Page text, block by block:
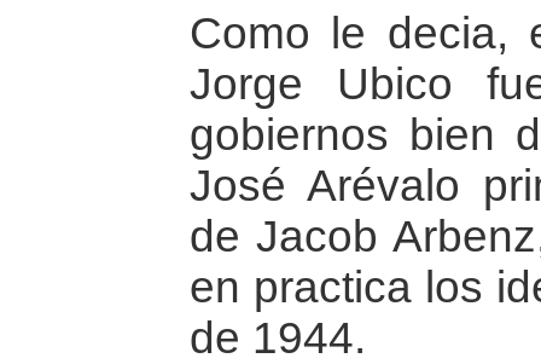
Como le decia,
Jorge Ubico
gobiernos bien
José Arévalo
de Jacob
en practica los
de 1944.